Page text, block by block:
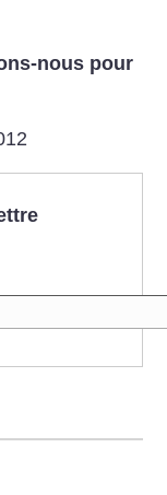
nous pour